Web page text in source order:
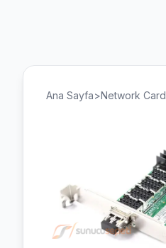
Ana Sayfa>Network Card